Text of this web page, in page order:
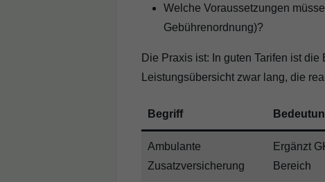
Welche Voraussetzungen
Gebührenordnung)?
Die Praxis ist: In guten Tarifen ist
Leistungsübersicht zwar lang, die
Begriff
Ambulante
Zusatzversicherung
Ergänzt
Bereich